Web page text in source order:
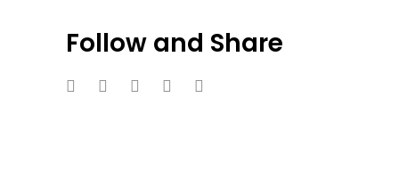
Follow and Share